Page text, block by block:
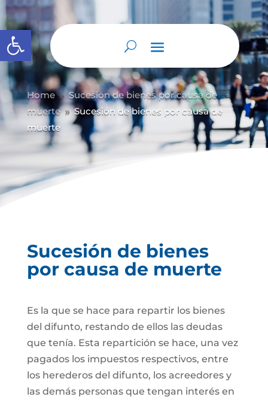
Abrir barra de herramientas
Home 9 Sucesión de bienes por causa de
muerte 9 Sucesión de bienes por causa de
muerte
Sucesión de bienes
por causa de muerte
Es la que se hace para repartir los bienes
del difunto, restando de ellos las deudas
que tenía. Esta repartición se hace, una vez
pagados los impuestos respectivos, entre
los herederos del difunto, los acreedores y
las demás personas que tengan interés en